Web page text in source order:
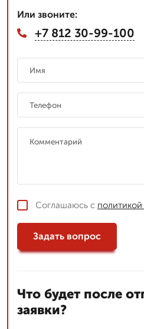
Или звоните:
+7 812 30-99-100
Соглашаюсь с
Задать вопрос
Что будет после
заявки?